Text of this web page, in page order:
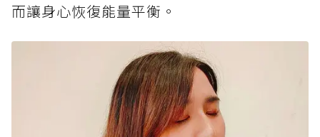
而讓身心恢復能量平衡。